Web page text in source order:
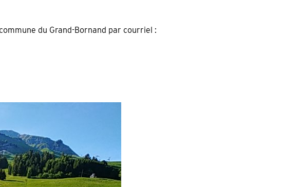
du Grand-Bornand par courriel :